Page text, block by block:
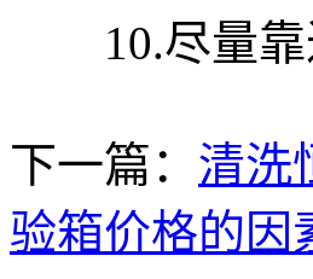
10.尽量靠
下一篇： 清洗
验箱价格的因